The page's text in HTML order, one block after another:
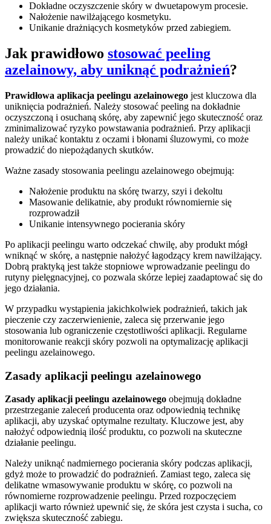
Dokładne oczyszczenie skóry w dwuetapowym procesie.
Nałożenie nawilżającego kosmetyku.
Unikanie drażniących kosmetyków przed zabiegiem.
Jak prawidłowo stosować peeling
azelainowy, aby uniknąć podrażnień?
Prawidłowa aplikacja peelingu azelainowego jest kluczowa dla
uniknięcia podrażnień. Należy stosować peeling na dokładnie
oczyszczoną i osuchaną skórę, aby zapewnić jego skuteczność oraz
zminimalizować ryzyko powstawania podrażnień. Przy aplikacji
należy unikać kontaktu z oczami i błonami śluzowymi, co może
prowadzić do niepożądanych skutków.
Ważne zasady stosowania peelingu azelainowego obejmują:
Nałożenie produktu na skórę twarzy, szyi i dekoltu
Masowanie delikatnie, aby produkt równomiernie się
rozprowadził
Unikanie intensywnego pocierania skóry
Po aplikacji peelingu warto odczekać chwilę, aby produkt mógł
wniknąć w skórę, a następnie nałożyć łagodzący krem nawilżający.
Dobrą praktyką jest także stopniowe wprowadzanie peelingu do
rutyny pielęgnacyjnej, co pozwala skórze lepiej zaadaptować się do
jego działania.
W przypadku wystąpienia jakichkolwiek podrażnień, takich jak
pieczenie czy zaczerwienienie, zaleca się przerwanie jego
stosowania lub ograniczenie częstotliwości aplikacji. Regularne
monitorowanie reakcji skóry pozwoli na optymalizację aplikacji
peelingu azelainowego.
Zasady aplikacji peelingu azelainowego
Zasady aplikacji peelingu azelainowego obejmują dokładne
przestrzeganie zaleceń producenta oraz odpowiednią technikę
aplikacji, aby uzyskać optymalne rezultaty. Kluczowe jest, aby
nałożyć odpowiednią ilość produktu, co pozwoli na skuteczne
działanie peelingu.
Należy uniknąć nadmiernego pocierania skóry podczas aplikacji,
gdyż może to prowadzić do podrażnień. Zamiast tego, zaleca się
delikatne wmasowywanie produktu w skórę, co pozwoli na
równomierne rozprowadzenie peelingu. Przed rozpoczęciem
aplikacji warto również upewnić się, że skóra jest czysta i sucha, co
zwiększa skuteczność zabiegu.